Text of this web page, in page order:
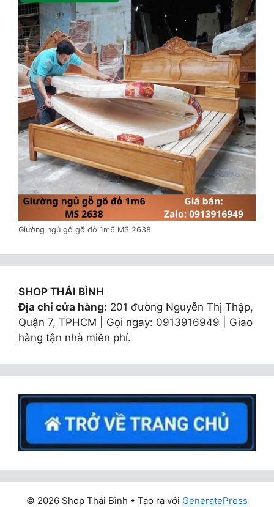
Giường ngủ gỗ gõ đỏ 1m6 MS 2638
SHOP THÁI BÌNH
Địa chỉ cửa hàng: 201 đường Nguyễn Thị Thập,
Quận 7, TPHCM | Gọi ngay: 0913916949 | Giao
hàng tận nhà miễn phí.
© 2026 Shop Thái Bình • Tạo ra với GeneratePress